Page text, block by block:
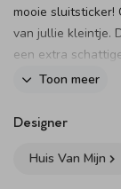
mooie
van jullie kleintje.
een extra
diameter van 35
Toon meer
Designer
Huis Van Mijn